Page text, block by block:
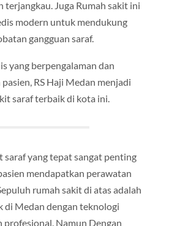
terjangkau. Juga Rumah sakit ini
modern untuk mendukung
gangguan saraf.
yang berpengalaman dan
RS Haji Medan menjadi
saraf terbaik di kota ini.
saraf yang tepat sangat penting
mendapatkan perawatan
rumah sakit di atas adalah
di Medan dengan teknologi
profesional. Namun Dengan